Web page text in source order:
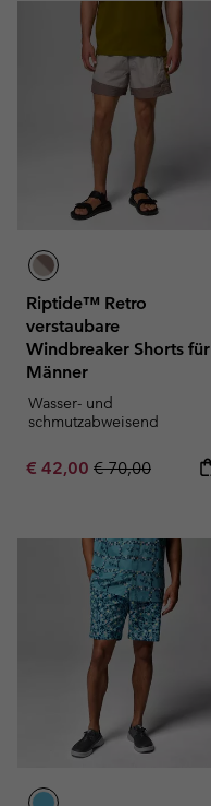
Riptide™ Retro
verstaubare
Windbreaker Shorts für
Männer
Wasser- und
schmutzabweisend
Sale price:
€ 42,00 Regular price:
€ 70,00